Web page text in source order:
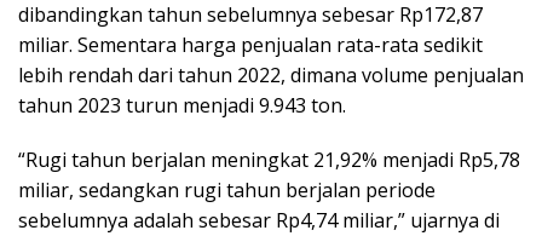
dibandingkan tahun sebelumnya sebesar Rp172,87
miliar. Sementara harga penjualan rata-rata sedikit
lebih rendah dari tahun 2022, dimana volume penjualan
tahun 2023 turun menjadi 9.943 ton.
“Rugi tahun berjalan meningkat 21,92% menjadi Rp5,78
miliar, sedangkan rugi tahun berjalan periode
sebelumnya adalah sebesar Rp4,74 miliar,” ujarnya di